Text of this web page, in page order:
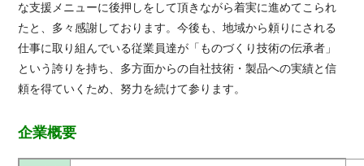
な支援メニューに後押しをして頂きながら着実に進めてこられ
たと、多々感謝しております。今後も、地域から頼りにされる
仕事に取り組んでいる従業員達が「ものづくり技術の伝承者」
という誇りを持ち、多方面からの自社技術・製品への実績と信
頼を得ていくため、努力を続けて参ります。
企業概要